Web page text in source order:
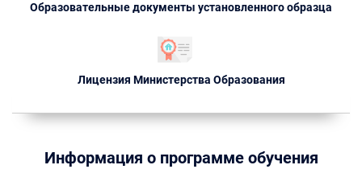
Образовательные документы установленного образца
Лицензия Министерства Образования
Информация о программе обучения